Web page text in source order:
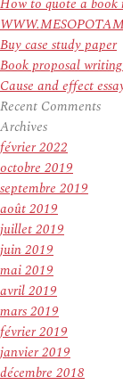
Buy case study paper
Book proposal
Cause and effect
Recent Comments
Archives
février 2022
octobre 2019
septembre 2019
août 2019
juillet 2019
juin 2019
mai 2019
avril 2019
mars 2019
février 2019
janvier 2019
décembre 2018